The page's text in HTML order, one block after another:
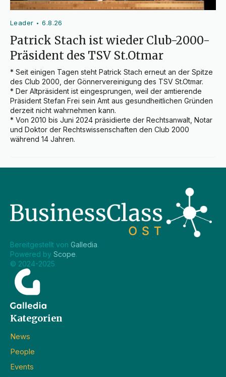
Leader •6.8.26
Patrick Stach ist wieder Club-2000-
Präsident des TSV St.Otmar
* Seit einigen Tagen steht Patrick Stach erneut an der Spitze
des Club 2000, der Gönnervereinigung des TSV St.Otmar.
* Der Altpräsident ist eingesprungen, weil der amtierende
Präsident Stefan Frei sein Amt aus gesundheitlichen Gründen
derzeit nicht wahrnehmen kann.
* Von 2010 bis Juni 2024 präsidierte der Rechtsanwalt, Notar
und Doktor der Rechtswissenschaften den Club 2000
während 14 Jahren.
Bereitgestellt von Galledia.
Powered by Scope.
© 2024-2025
Kategorien
News
People
Events